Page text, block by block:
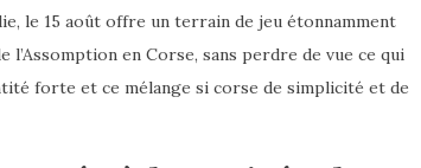
le 15 août offre un terrain de jeu étonnamment
en Corse, sans perdre de vue ce qui
forte et ce mélange si corse de simplicité et de